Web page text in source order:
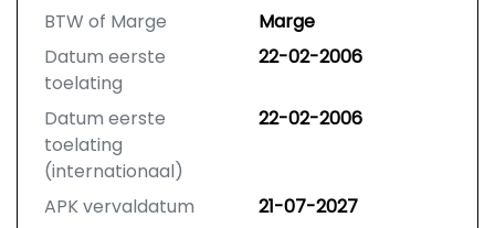
Geschillencommissie
Nakomingsgarantie van BOVAG
In noodsituaties herstel mogelijk bij
een andere garage (bijv. in het
buitenland)
BOVAG Garantie is de “geen-
gedoe-garantie”.
BTW of Marge
Marge
Datum eerste
toelating
22-02-2006
Datum eerste
toelating
(internationaal)
22-02-2006
APK vervaldatum
21-07-2027